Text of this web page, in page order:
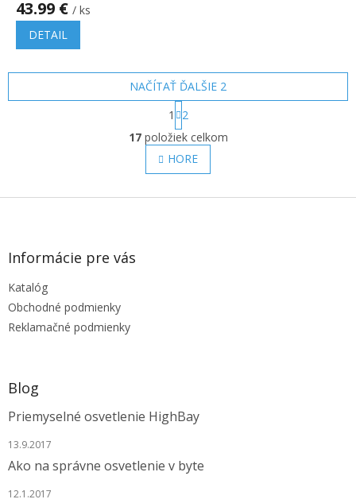
43.99 € / ks
DETAIL
O
v
l
á
a
u
NAČÍTAŤ ĎALŠIE 2
S
t
r
á
n
k
v
1
2
17položiek celkom
HORE
Z
Informácie pre vás
Katalóg
Obchodné podmienky
Reklamačné podmienky
Blog
Priemyselné osvetlenie HighBay
13.9.2017
Ako na správne osvetlenie v byte
12.1.2017